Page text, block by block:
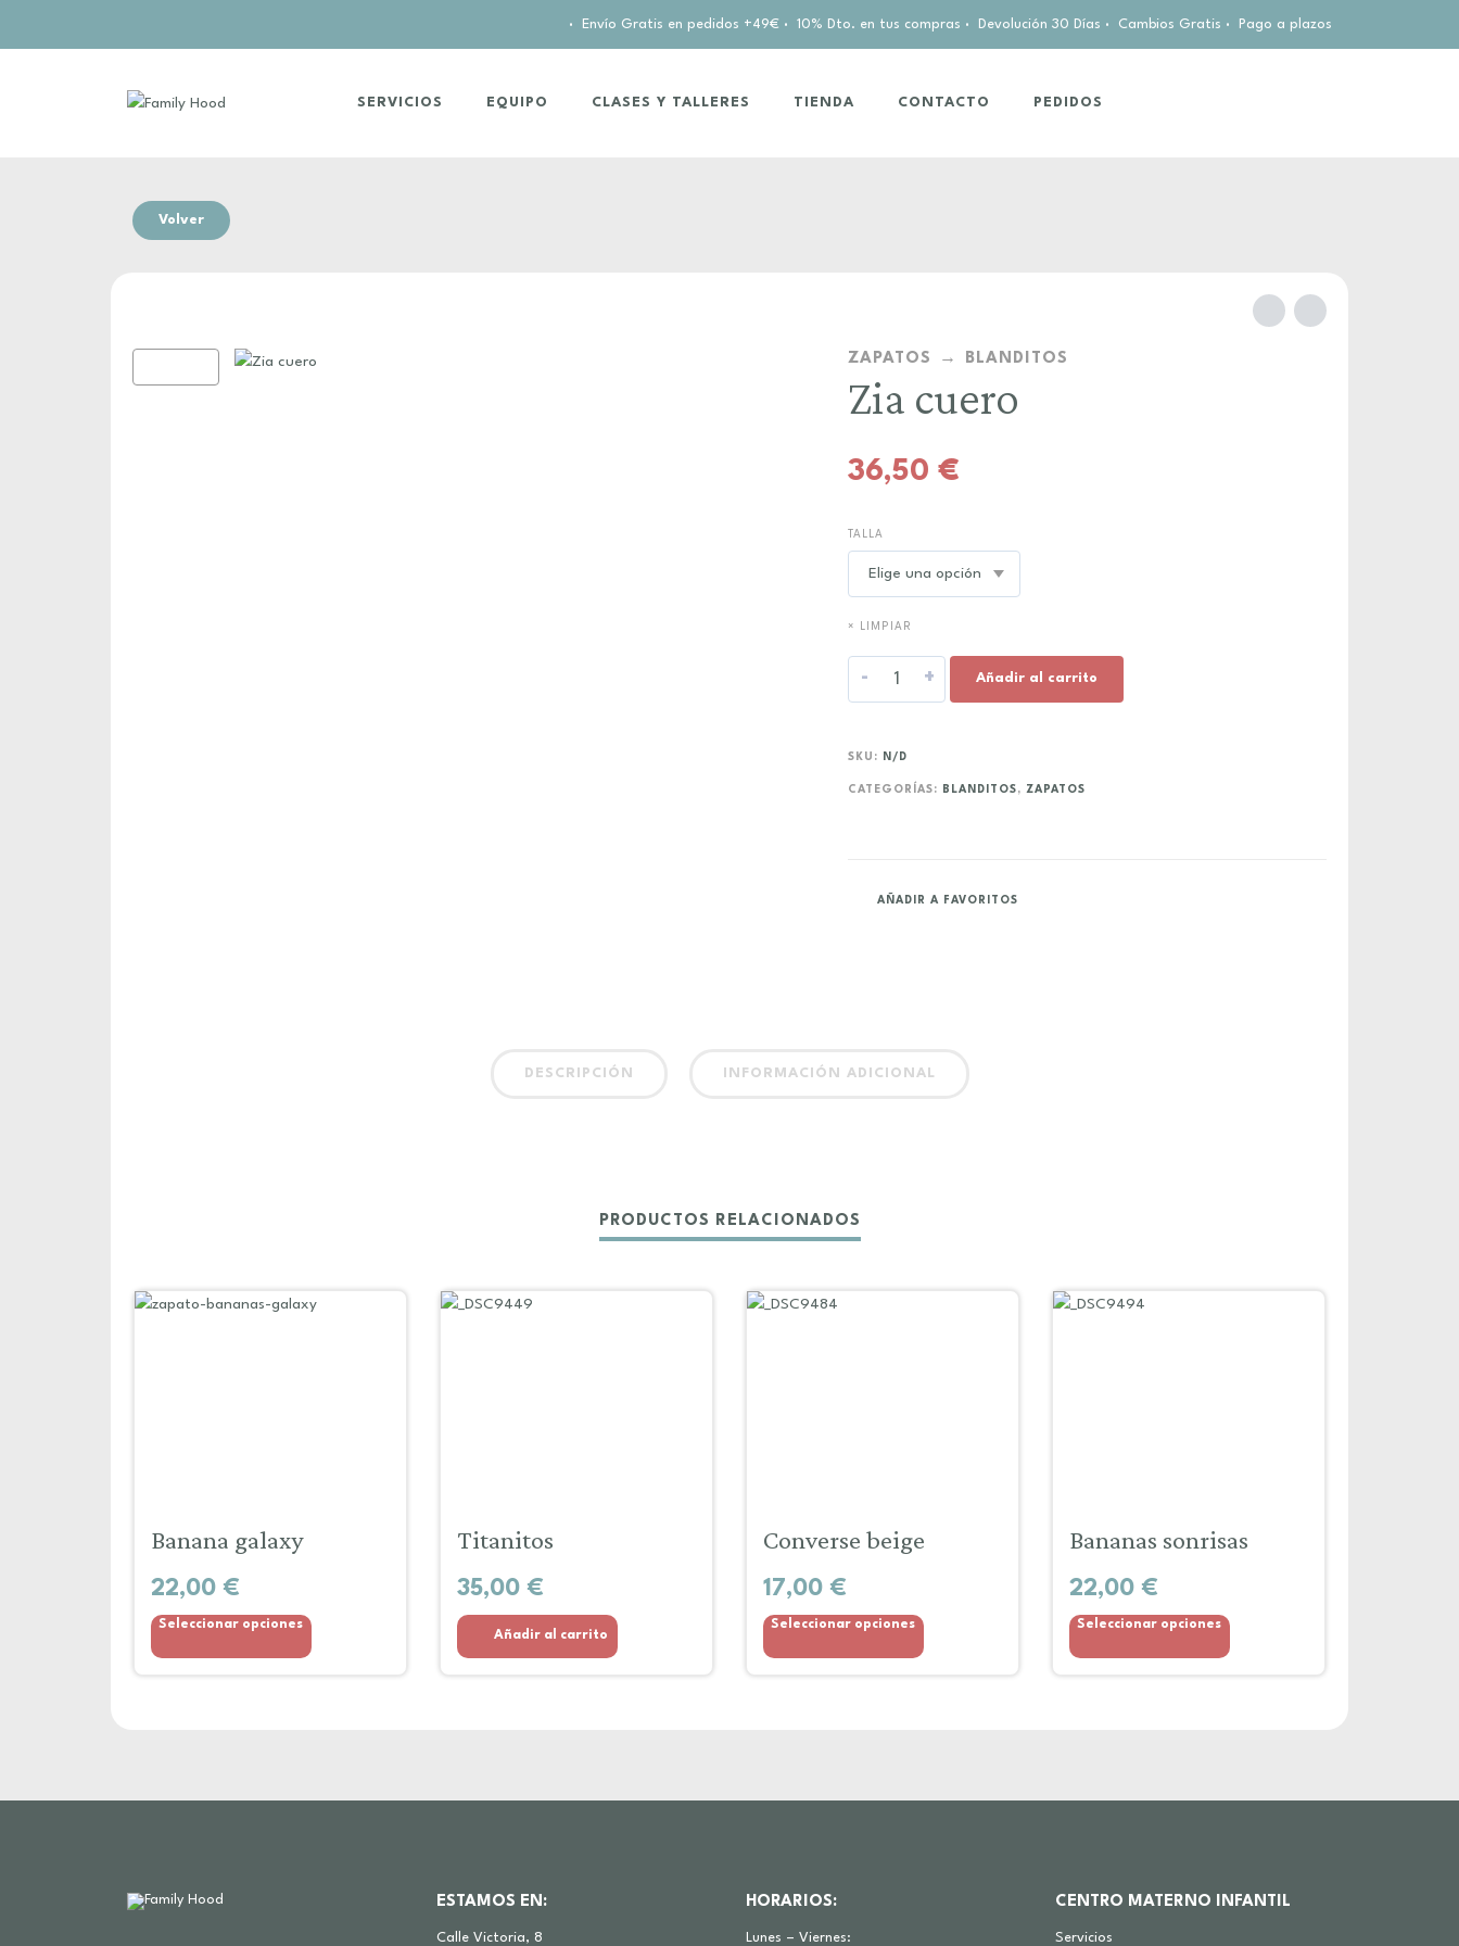
· Envío Gratis en pedidos +49€ · 10% Dto. en tus compras · Devolución 30 Días · Cambios Gratis · Pago a plazos
SERVICIOS EQUIPO CLASES Y TALLERES TIENDA CONTACTO PEDIDOS
Volver
ZAPATOS BLANDITOS
Zia cuero
36,50€
TALLA
× LIMPIAR
- + Añadir al carrito
SKU: N/D
CATEGORÍAS: BLANDITOS ,ZAPATOS
AÑADIR A FAVORITOS
DESCRIPCIÓN INFORMACIÓN ADICIONAL
PRODUCTOS RELACIONADOS
Banana galaxy
22,00 €
Seleccionar opciones
Titanitos
35,00 €
Añadir al carrito
Converse beige
17,00 €
Seleccionar opciones
Bananas sonrisas
22,00 €
Seleccionar opciones
ESTAMOS EN:
Calle Victoria, 8
HORARIOS:
Lunes – Viernes:
CENTRO MATERNO INFANTIL
Servicios